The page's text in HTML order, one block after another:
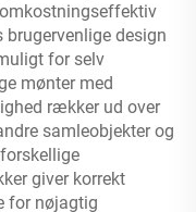
design
for selv
mønter med
rækker ud over
samleobjekter og
giver korrekt
for nøjagtig